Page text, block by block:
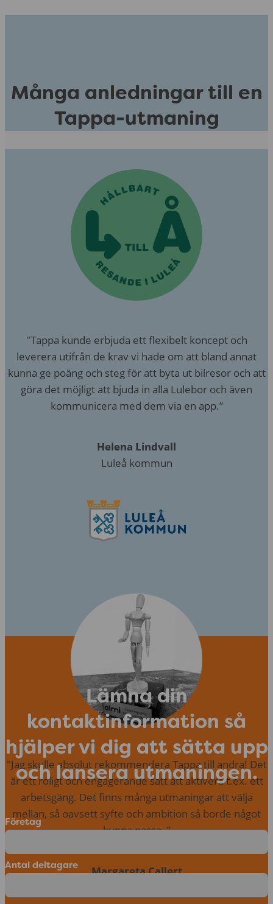
Många anledningar till en
Tappa-utmaning
"Tappa kunde erbjuda ett flexibelt koncept och
leverera utifrån de krav vi hade om att bland annat
kunna ge poäng och steg för att byta ut bilresor och att
göra det möjligt att bjuda in alla Lulebor och även
kommunicera med dem via en app.”
Helena Lindvall
Luleå kommun
"Jag skulle absolut rekommendera Tappa till andra! Det
är ett roligt och engagerande sätt att aktivera t.ex. ett
arbetsgäng. Det finns många utmaningar att välja
mellan, så oavsett syfte och ambition så borde något
kunna passa. ”
Margareta Callert
Lämna din
kontaktinformation så
hjälper vi dig att sätta upp
och lansera utmaningen.
Företag
Antal deltagare